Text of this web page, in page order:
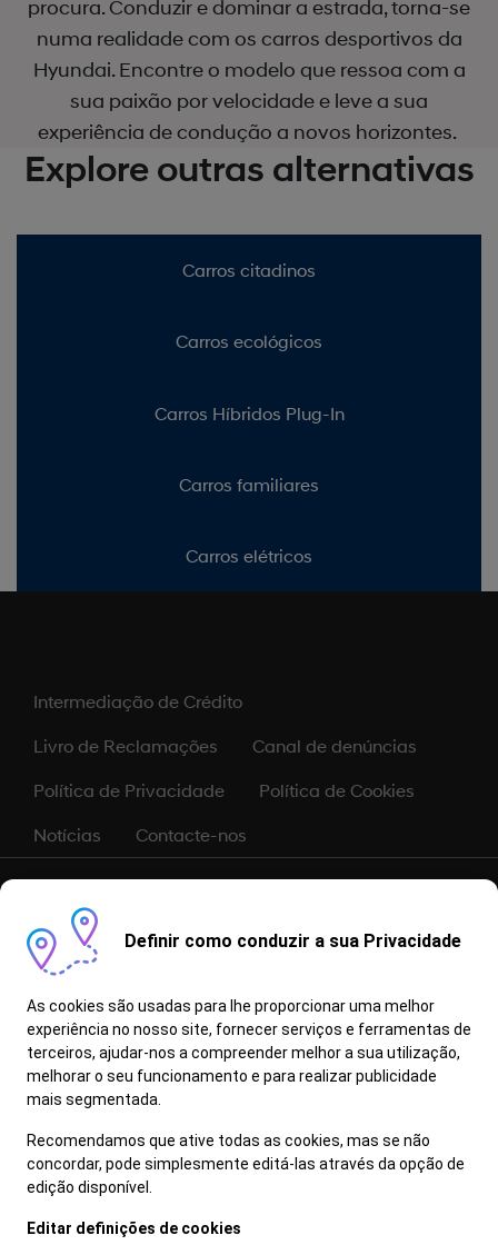
procura. Conduzir e dominar a estrada, torna-se
numa realidade com os carros desportivos da
Hyundai. Encontre o modelo que ressoa com a
sua paixão por velocidade e leve a sua
experiência de condução a novos horizontes.
Explore outras alternativas
Carros citadinos
Carros ecológicos
Carros Híbridos Plug-In
Carros familiares
Carros elétricos
Notícias Contacte-nos
Política de Privacidade Política de Cookies
Livro de Reclamações Canal de denúncias
Intermediação de Crédito
dados a título meramente informativo, não constituindo qualquer
oferta de venda. Apesar de revistos antes da publicação, não é
possível garantir que se encontrem isentos de erros de digitação,
defeitos de composição e de problemas equivalentes, reservando-
informações, conteúdos e dados aqui apresentados deverão ser
confirmados junto de um Concessionário/Reparador Autorizado
Hyundai.
Informe-se junto do seu Concessionário quais os modelos/versão
que possuem a funcionalidade Bluelink.
Os Proprietários/Detentores de um Veículo em Fim de Vida (VFV)
devem entregá-lo num centro de abate licenciado, pertencente à
rede Valorcar. O veículo será processado de forma ambientalmente
correta e maximizando a reutilização e reciclagem dos seus
componentes e materiais (mais informação disponível em
https://www.valorcar.pt)
Definir como conduzir a sua Privacidade
As cookies são usadas para lhe proporcionar uma melhor
experiência no nosso site, fornecer serviços e ferramentas de
terceiros, ajudar-nos a compreender melhor a sua utilização,
melhorar o seu funcionamento e para realizar publicidade
mais segmentada.
Recomendamos que ative todas as cookies, mas se não
concordar, pode simplesmente editá-las através da opção de
edição disponível.
Editar definições de cookies